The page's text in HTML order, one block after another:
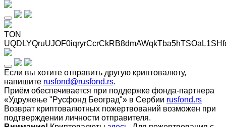
TON
Если вы хотите отправить другую криптовалюту,
напишите rusfond@rusfond.rs.
Приём обеспечивается при поддержке фонда-партнера
«Удружење "Русфонд Београд"» в Сербии rusfond.rs
Возврат криптовалютных пожертвований возможен при
подтверждении личности отправителя.